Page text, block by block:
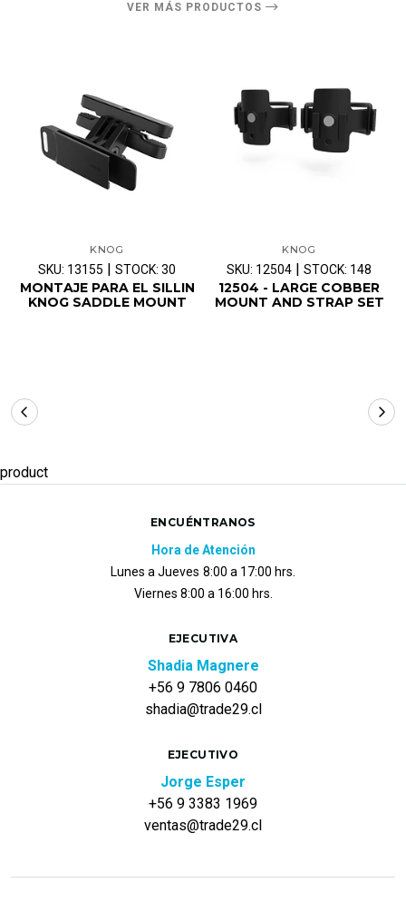
VER MÁS PRODUCTOS
KNOG
SKU: 13155 | STOCK: 30
MONTAJE PARA EL SILLIN
KNOG SADDLE MOUNT
KNOG
SKU: 12504 | STOCK: 148
12504 - LARGE COBBER
MOUNT AND STRAP SET
product
ENCUÉNTRANOS
Hora de Atención
Lunes a Jueves 8:00 a 17:00 hrs.
Viernes 8:00 a 16:00 hrs.
EJECUTIVA
Shadia Magnere
+56 9 7806 0460
shadia@trade29.cl
EJECUTIVO
Jorge Esper
+56 9 3383 1969
ventas@trade29.cl